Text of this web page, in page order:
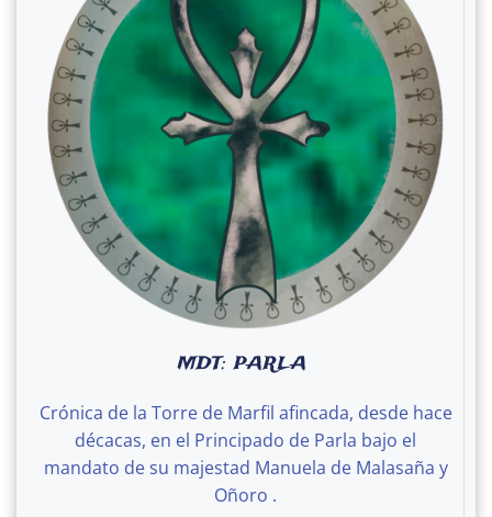
MDT: PARLA
Crónica de la Torre de Marfil afincada, desde hace
décacas, en el Principado de Parla bajo el
mandato de su majestad Manuela de Malasaña y
Oñoro .